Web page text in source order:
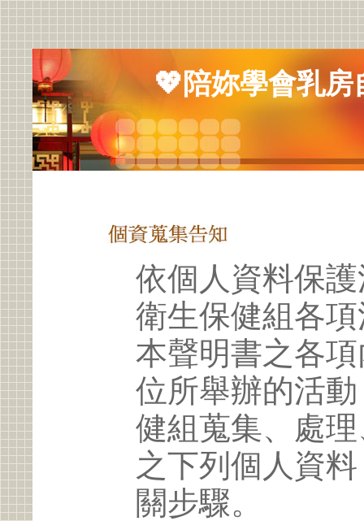
💖陪妳學會乳房
依個人資料保
衛生保健組各
本聲明書之各
位所舉辦的活
健組蒐集、處
之下列個人資
關步驟。